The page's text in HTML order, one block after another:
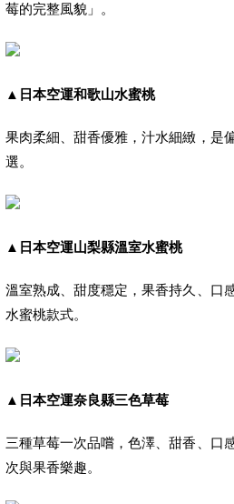
莓的完整風貌」。
▲ 日本空運和歌山水蜜桃
果肉柔細、甜香優雅，汁水細緻，是
選。
▲ 日本空運山梨縣溫室水蜜桃
溫室熟成、甜度穩定，果香持久、口
水蜜桃款式。
▲ 日本空運奈良縣三色草莓
三種草莓一次品嚐，色澤、甜香、口
次與果香樂趣。